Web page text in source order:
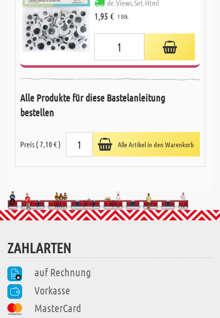
de.Views.Set.Html
1,95 € 1 Stk.
Alle Produkte für diese Bastelanleitung
bestellen
Preis ( 7,10 € ) Alle Artikel in den Warenkorb
ZAHLARTEN
auf Rechnung
Vorkasse
MasterCard